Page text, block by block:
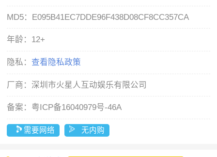
MD5： E095B41EC7DDE96F438D08CF8CC357CA
年龄： 12+
隐私： 查看隐私政策
厂商： 深圳市火星人互动娱乐有限公司
备案： 粤ICP备16040979号-46A
需要网络 无内购